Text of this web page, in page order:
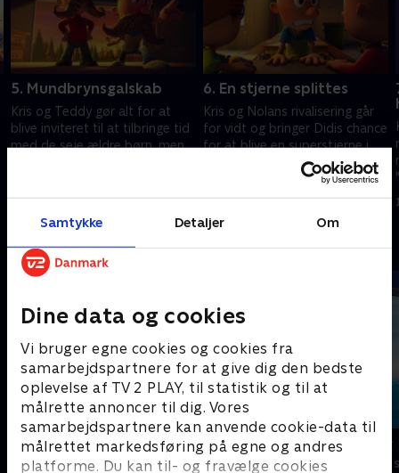
Samtykke Detaljer Om
Dine data og cookies
Vi bruger egne cookies og cookies fra
samarbejdspartnere for at give dig den bedste
oplevelse af TV 2 PLAY, til statistik og til at
målrette annoncer til dig. Vores
samarbejdspartnere kan anvende cookie-data til
målrettet markedsføring på egne og andres
platforme. Du kan til- og fravælge cookies
5. Mundbrynsgalskab
Kris og Teddy gør alt for at
blive inviteret til at tilbringe tid
med de seje ældre børn, men
6. En stjerne splittes
Kris og Nolans rivalisering går
for vidt og bringer Didis chance
for at blive en superstjerne i
Andre så også
StoryZoo
Børneserier • 2 sæsoner
Vicke Viking
Børneserier • 1